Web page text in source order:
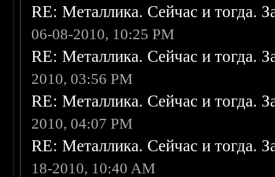
RE: Металлика. Сейчас и тогда.
06-08-2010, 10:25 PM
RE: Металлика. Сейчас и тогда.
2010, 03:56 PM
RE: Металлика. Сейчас и тогда.
2010, 04:07 PM
RE: Металлика. Сейчас и тогда.
18-2010, 10:40 AM